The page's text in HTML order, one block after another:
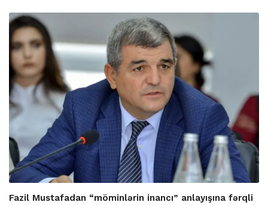
Fazil Mustafadan “möminlərin inancı” anlayışına fərqli